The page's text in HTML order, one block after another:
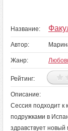
Название:
Автор:
Жанр:
Рейтинг:
Описание:
Сессия подходит к
подружками в
здравствует